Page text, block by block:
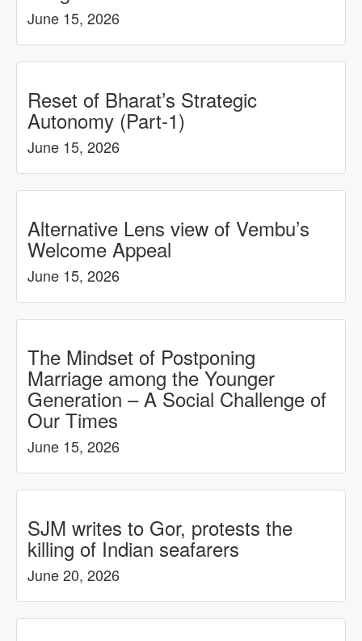
June 15, 2026
Reset of Bharat’s Strategic
Autonomy (Part-1)
June 15, 2026
Alternative Lens view of Vembu’s
Welcome Appeal
June 15, 2026
The Mindset of Postponing
Marriage among the Younger
Generation – A Social Challenge of
Our Times
June 15, 2026
SJM writes to Gor, protests the
killing of Indian seafarers
June 20, 2026